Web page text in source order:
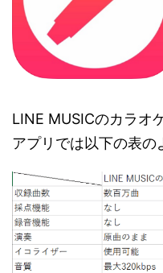
LINE MUSICのカラオ
アプリでは以下の表の